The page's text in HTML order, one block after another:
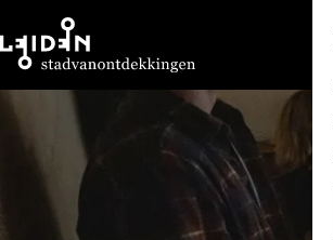
Ga
naar
homepage